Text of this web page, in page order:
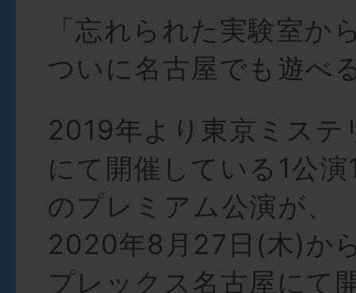
「忘れられた実験室か
ついに名古屋でも遊べ
2019年より東京ミステ
にて開催している1公
のプレミアム公演が、
2020年8月27日(木)か
プレックス名古屋にて